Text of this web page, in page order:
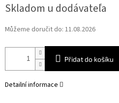
cena:
Skladom u dodávateľa
Můžeme doručit do: 11.08.2026
Přidat do košíku
Detailní informace